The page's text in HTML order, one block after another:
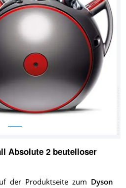
Absolute 2 beutelloser
der Produktseite zum Dyson